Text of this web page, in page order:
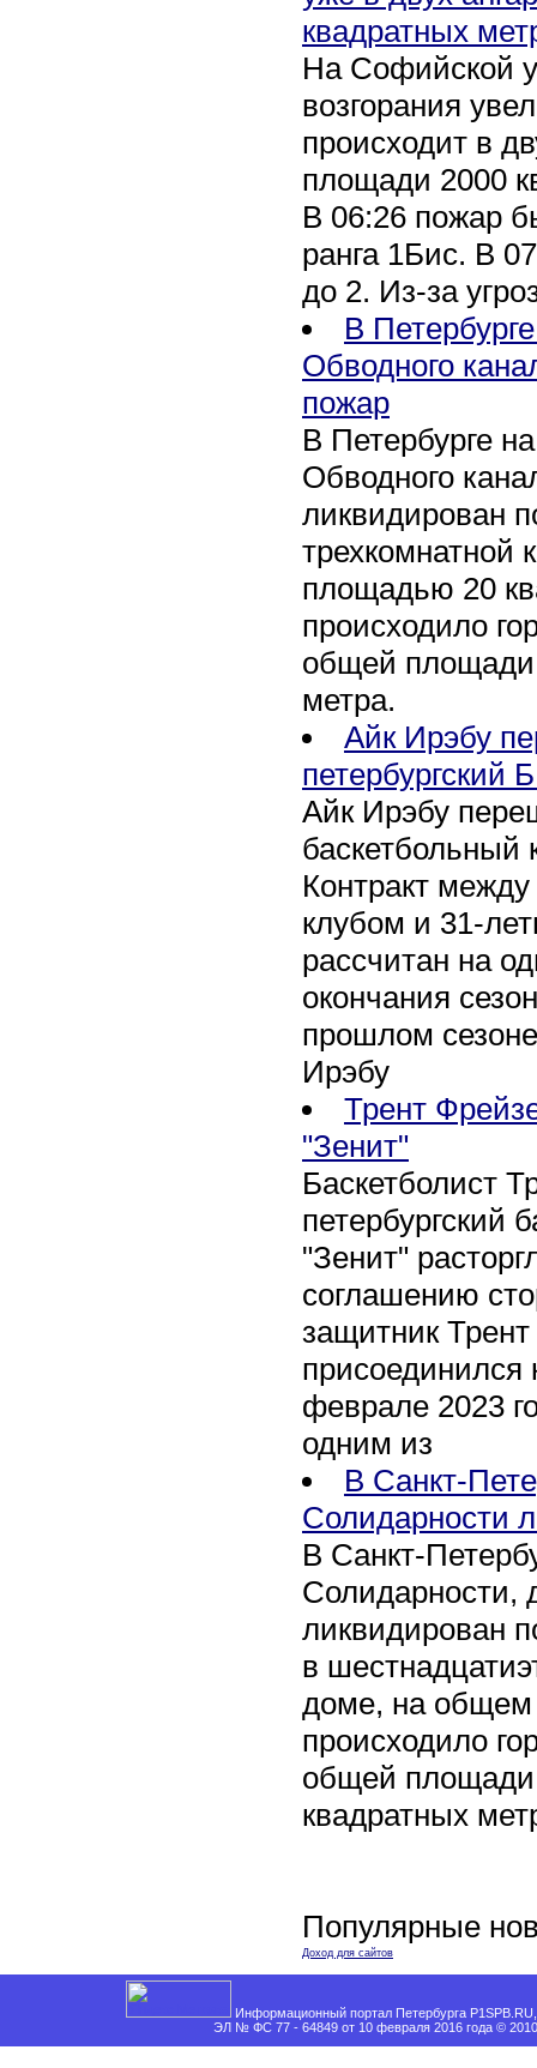
квадратных
На Софийской
возгорания
происходит в
площади 2000
В 06:26 пожар
ранга 1Бис. В
до 2. Из-за
В
Обводного
пожар
В Петербурге
Обводного
ликвидирован
трехкомнатной
площадью 20
происходило
общей площади
метра.
Айк Ирэбу
петербургский
Айк Ирэбу
баскетбольный
Контракт между
клубом и 31-
рассчитан на
окончания
прошлом
Ирэбу
Трент
"Зенит"
Баскетболист
петербургский
"Зенит"
соглашению
защитник
присоединился
феврале 2023
одним из
В Санкт-
Солидарности
В Санкт-
Солидарности,
ликвидирован
в
доме, на общем
происходило
общей площади
квадратных
Популярные
Доход для сайтов
Информационный портал Петербурга
ЭЛ № ФС 77 - 64849 от 10 февраля 2016 года ©